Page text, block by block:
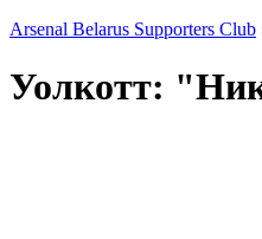
Arsenal Belarus Supporters Club
Уолкотт: